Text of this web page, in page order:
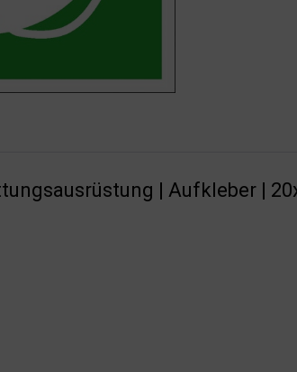
| Aufkleber |